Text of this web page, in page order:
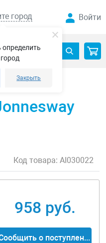
определить
Закрыть
город Войти
Код товара: AI030022
958 руб.
Сообщить о поступлении